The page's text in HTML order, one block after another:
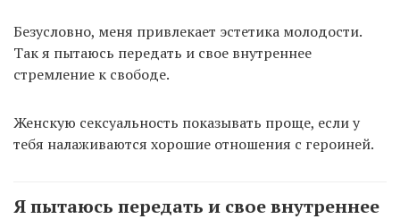
Безусловно, меня привлекает эстетика молодости.
Так я пытаюсь передать и свое внутреннее
стремление к свободе.
Женскую сексуальность показывать проще, если у
тебя налаживаются хорошие отношения с героиней.
Я пытаюсь передать и свое внутреннее